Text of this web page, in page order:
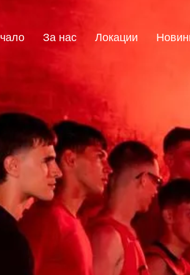
За нас Локации